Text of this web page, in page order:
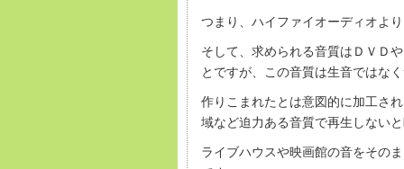
つまり、ハイファイオーディオよ
そして、求められる音質はＤＶＤ
とですが、この音質は生音ではな
作りこまれたとは意図的に加工さ
域など迫力ある音質で再生しない
ライブハウスや映画館の音をその